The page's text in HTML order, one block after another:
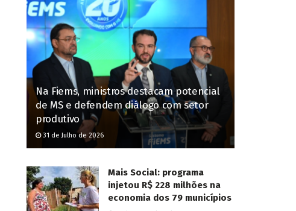
Na Fiems, ministros destacam potencial
de MS e defendem diálogo com setor
produtivo
31 de Julho de 2026
Mais Social: programa
injetou R$ 228 milhões na
economia dos 79 municípios